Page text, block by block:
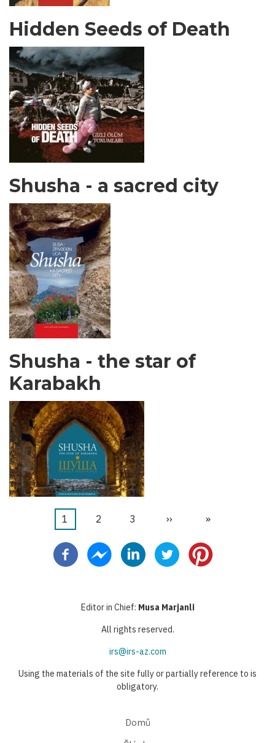
Hidden Seeds of Death
Shusha - a sacred city
Shusha - the star of
Karabakh
Pagination
Aktuální
1 Stránka
2 Stránka
3
Následující
››
Poslední
»
Editor in Chief: Musa Marjanli
All rights reserved.
irs@irs-az.com
Using the materials of the site fully or partially reference to is
obligatory.
Domů